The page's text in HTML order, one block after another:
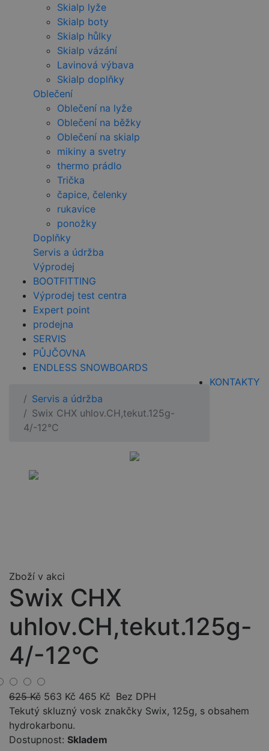
Skialp lyže
Skialp boty
Skialp hůlky
Skialp vázání
Lavinová výbava
Skialp doplňky
Oblečení
Oblečení na lyže
Oblečení na běžky
Oblečení na skialp
mikiny a svetry
thermo prádlo
Trička
čapice, čelenky
rukavice
ponožky
Doplňky
Servis a údržba
Výprodej
BOOTFITTING
Výprodej test centra
Expert point
prodejna
SERVIS
PŮJČOVNA
ENDLESS SNOWBOARDS
KONTAKTY
Servis a údržba
Swix CHX uhlov.CH,tekut.125g-
4/-12°C
Zboží v akci
Swix CHX
uhlov.CH,tekut.125g-
4/-12°C
625Kč 563 Kč 465 Kč Bez DPH
Tekutý skluzný vosk znakčky Swix, 125g, s obsahem
hydrokarbonu.
Dostupnost: Skladem